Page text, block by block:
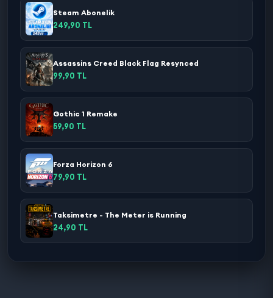
Steam Abonelik
249,90 TL
Assassins Creed Black Flag Resynced
99,90 TL
Gothic 1 Remake
59,90 TL
Forza Horizon 6
79,90 TL
Taksimetre - The Meter is Running
24,90 TL